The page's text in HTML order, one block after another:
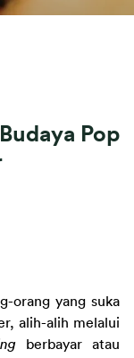
Pop
orang yang suka
alih-alih melalui
berbayar atau